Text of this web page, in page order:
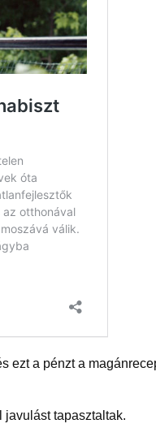
ezt a pénzt a
tapasztaltak.